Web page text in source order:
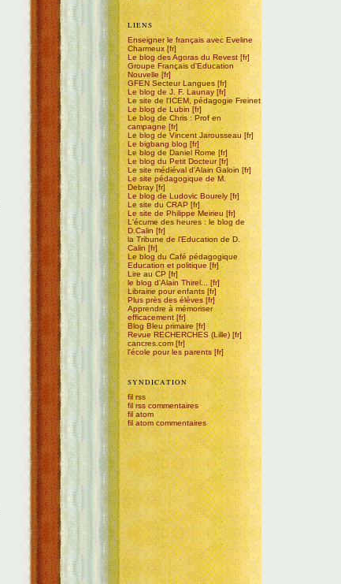
LIENS
Enseigner le français avec Eveline
Charmeux
Le blog des Agoras du Revest
Groupe Français d'Education
Nouvelle
GFEN Secteur Langues
Le blog de J. F. Launay
Le site de l'ICEM, pédagogie Freinet
Le blog de Lubin
Le blog de Chris : Prof en
campagne
Le blog de Vincent Jarousseau
Le bigbang blog
Le blog de Daniel Rome
Le blog du Petit Docteur
Le site médiéval d'Alain Galoin
Le site pédagogique de M.
Debray
Le blog de Ludovic Bourely
Le site du CRAP
Le site de Philippe Meirieu
L'écume des heures : le blog de
D.Calin
la Tribune de l'Education de D.
Calin
Le blog du Café pédagogique
Education et politique
Lire au CP
le blog d'Alain Thirel...
Librairie pour enfants
Plus près des élèves
Apprendre à mémoriser
efficacement
Blog Bleu primaire
Revue RECHERCHES (Lille)
cancres.com
l'école pour les parents
SYNDICATION
fil rss
fil rss commentaires
fil atom
fil atom commentaires